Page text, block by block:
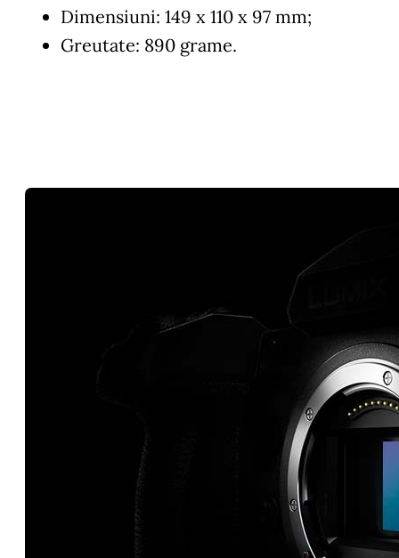
Dimensiuni: 149 x 110 x 97 mm;
Greutate: 890 grame.